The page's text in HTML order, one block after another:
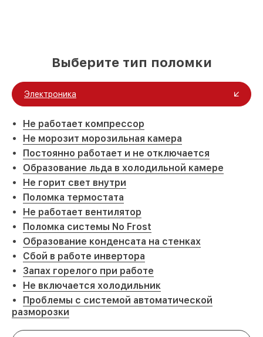
Выберите тип поломки
Электроника
Не работает компрессор
Не морозит морозильная камера
Постоянно работает и не отключается
Образование льда в холодильной камере
Не горит свет внутри
Поломка термостата
Не работает вентилятор
Поломка системы No Frost
Образование конденсата на стенках
Сбой в работе инвертора
Запах горелого при работе
Не включается холодильник
Проблемы с системой автоматической
разморозки